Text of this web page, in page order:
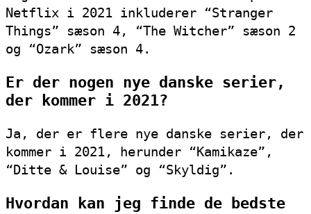
Netflix i 2021 inkluderer “Stranger
Things” sæson 4, “The Witcher” sæson 2
og “Ozark” sæson 4.
Er der nogen nye danske serier,
der kommer i 2021?
Ja, der er flere nye danske serier, der
kommer i 2021, herunder “Kamikaze”,
“Ditte & Louise” og “Skyldig”.
Hvordan kan jeg finde de bedste